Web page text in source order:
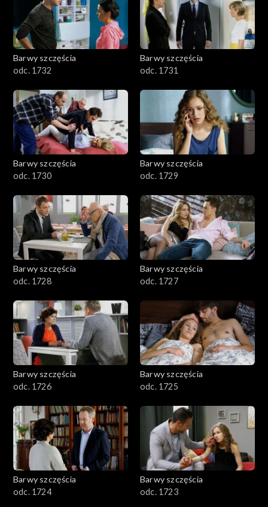
Barwy szczęścia
odc. 1732
Barwy szczęścia
odc. 1731
Barwy szczęścia
odc. 1730
Barwy szczęścia
odc. 1729
Barwy szczęścia
odc. 1728
Barwy szczęścia
odc. 1727
Barwy szczęścia
odc. 1726
Barwy szczęścia
odc. 1725
Barwy szczęścia
odc. 1724
Barwy szczęścia
odc. 1723